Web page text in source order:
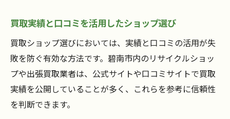
買取実績と口コミを活用したショップ選び
買取ショップ選びにおいては、実績と口コミの活用が失
敗を防ぐ有効な方法です。碧南市内のリサイクルショッ
プや出張買取業者は、公式サイトや口コミサイトで買取
実績を公開していることが多く、これらを参考に信頼性
を判断できます。